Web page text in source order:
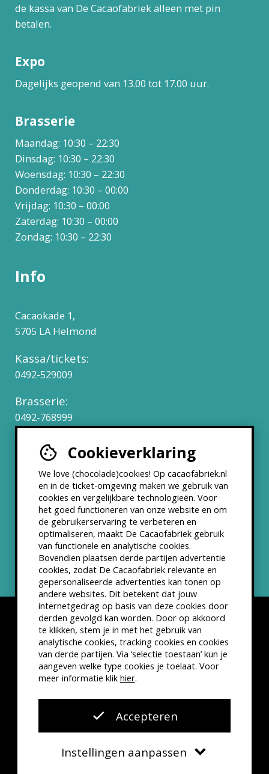
Cookieverklaring
We love (chocolade)cookies! Op cacaofabriek.nl
en in de ticket-omgeving maken we gebruik van
cookies en vergelijkbare technologieën. Voor
het goed functioneren van onze website en om
de gebruikerservaring te verbeteren en
optimaliseren, maakt De Cacaofabriek gebruik
van functionele en analytische cookies.
Bovendien plaatsen derde partijen advertentie
cookies, zodat De Cacaofabriek relevante en
gepersonaliseerde advertenties kan tonen op
andere websites. Dit betekent dat jouw
internetgedrag op basis van deze cookies door
derden gevolgd kan worden. Door op akkoord
te klikken, stem je in met het gebruik van
analytische cookies, tracking cookies en cookies
van derde partijen. Via ‘selectie toestaan’ kun je
aangeven welke type cookies je toelaat. Voor
meer informatie klik hier.
Accepteren
Instellingen aanpassen
de kassa van De Cacaofabriek alleen met pin
betalen.
Expo
Dagelijks geopend van 13.00 tot 17.00 uur.
Brasserie
Maandag: 10:30 – 22:30
Dinsdag: 10:30 – 22:30
Woensdag: 10:30 – 22:30
Donderdag: 10:30 – 00:00
Vrijdag: 10:30 – 00:00
Zaterdag: 10:30 – 00:00
Zondag: 10:30 – 22:30
Info
Cacaokade 1,
5705 LA Helmond
Kassa/tickets:
0492-529009
Brasserie:
0492-768999
Werken bij
Partners & Samenwerkingen
ANBI status
Nieuwsbrief
Disclaimer Privacyverklaring
Kleine lettertjes
VSCD Bezoekersvoorwaarden
Website doorThe Cre8ion.Lab